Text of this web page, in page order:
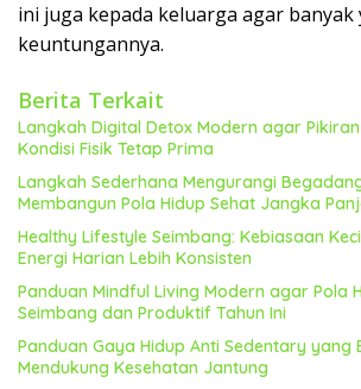
ini juga kepada keluarga agar banyak
keuntungannya.
Berita Terkait
Langkah Digital Detox Modern agar
Kondisi Fisik Tetap Prima
Langkah Sederhana Mengurangi
Membangun Pola Hidup Sehat Jangka
Healthy Lifestyle Seimbang: Kebiasaan
Energi Harian Lebih Konsisten
Panduan Mindful Living Modern agar Pola
Seimbang dan Produktif Tahun Ini
Panduan Gaya Hidup Anti Sedentary yang
Mendukung Kesehatan Jantung